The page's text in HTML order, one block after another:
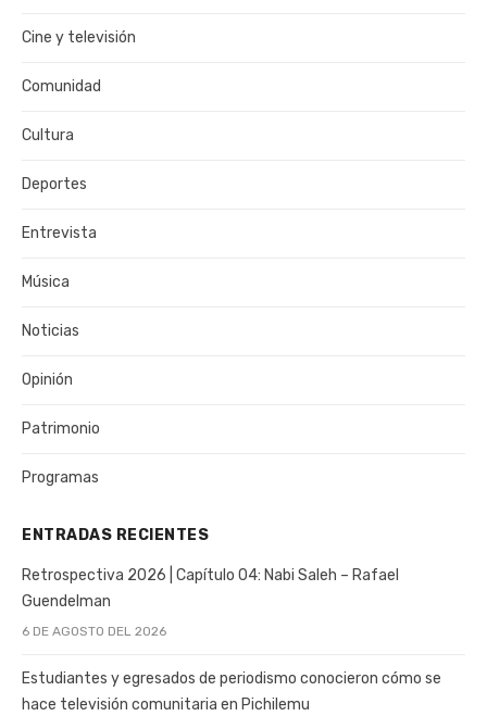
Cine y televisión
Comunidad
Cultura
Deportes
Entrevista
Música
Noticias
Opinión
Patrimonio
Programas
ENTRADAS RECIENTES
Retrospectiva 2026 | Capítulo 04: Nabi Saleh – Rafael
Guendelman
6 DE AGOSTO DEL 2026
Estudiantes y egresados de periodismo conocieron cómo se
hace televisión comunitaria en Pichilemu